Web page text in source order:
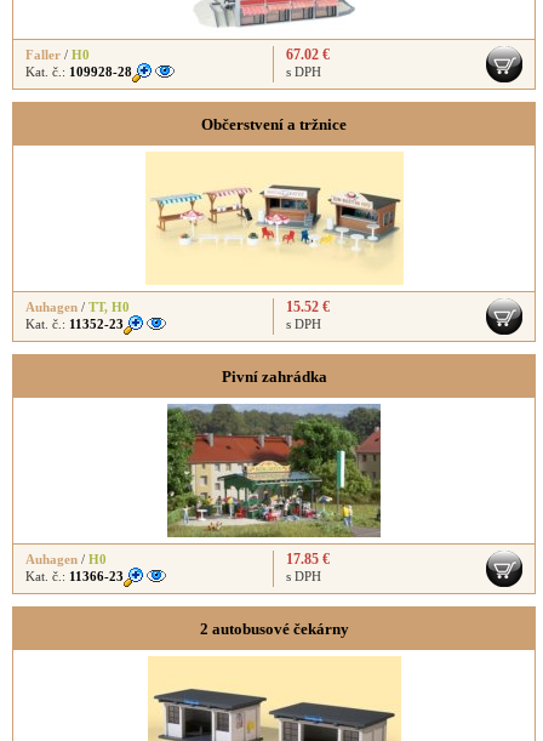
Faller / H0
Kat. č.: 109928-28
67.02 €
s DPH
Občerstvení a tržnice
Auhagen / TT, H0
Kat. č.: 11352-23
15.52 €
s DPH
Pivní zahrádka
Auhagen / H0
Kat. č.: 11366-23
17.85 €
s DPH
2 autobusové čekárny